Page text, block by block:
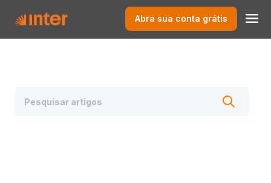
Abra sua conta grátis